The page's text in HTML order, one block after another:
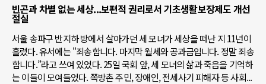
빈곤과 차별 없는 세상...보편적 권리로서 기초생활보장제도 개선
절실
서울 송파구 반지하 방에서 살아가던 세 모녀가 세상을 떠난 지 11년이
흘렀다. 유서에는 "죄송합니다. 마지막 월세와 공과금입니다. 정말 죄송
합니다.”라고 쓰여 있었다. 25일 국회 앞, 세 모녀의 삶과 죽음을 기억하
는 이들이 모여들었다. 쪽방촌 주민, 장애인, 전세사기 피해자 등 사회...